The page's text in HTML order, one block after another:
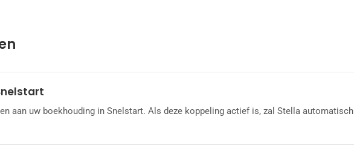
aan uw boekhouding in Snelstart. Als deze koppeling actief is, zal Stella automatisch